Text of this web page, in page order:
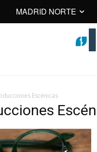
MADRID NORTE
Escénicas